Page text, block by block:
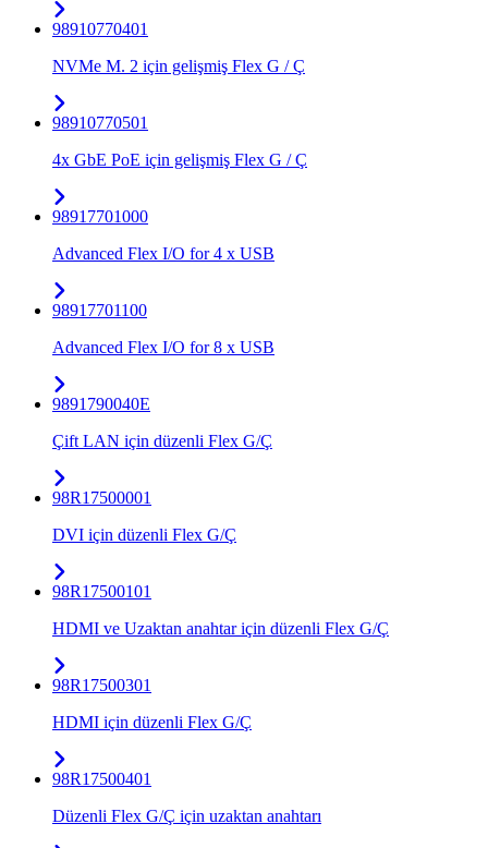
98910770401
NVMe M. 2 için gelişmiş Flex G / Ç
98910770501
4x GbE PoE için gelişmiş Flex G / Ç
98917701000
Advanced Flex I/O for 4 x USB
98917701100
Advanced Flex I/O for 8 x USB
9891790040E
Çift LAN için düzenli Flex G/Ç
98R17500001
DVI için düzenli Flex G/Ç
98R17500101
HDMI ve Uzaktan anahtar için düzenli Flex G/Ç
98R17500301
HDMI için düzenli Flex G/Ç
98R17500401
Düzenli Flex G/Ç için uzaktan anahtarı